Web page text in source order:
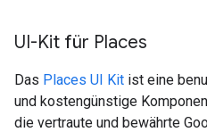
UI-Kit für Places
Das Places UI Kit ist eine
und kostengünstige
die vertraute und bewährte